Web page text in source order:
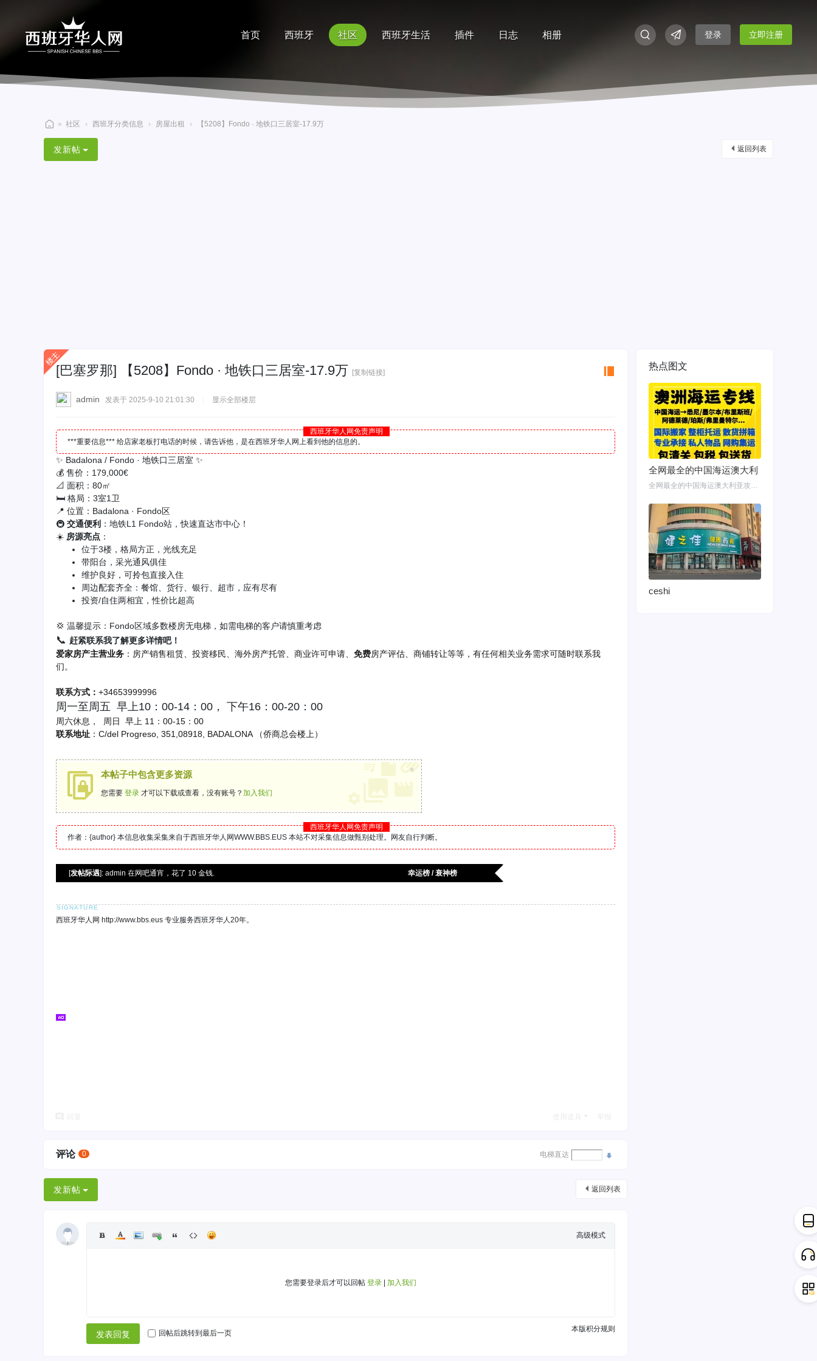
首页 西班牙 社区 西班牙生活 插件 日志 相册 登录 立即注册
西
班
» 社区 › 西班牙分类信息 › 房屋出租 › 【5208】Fondo · 地铁口三居室-17.9万
返回列表
发新帖
[巴塞罗那] 【5208】Fondo · 地铁口三居室-17.9万 [复制链接]
admin 发表于 2025-9-10 21:01:30 显示全部楼层
西班牙华人网免责声明
***重要信息*** 给店家老板打电话的时候，请告诉他，是在西班牙华人网上看到他的信息的。
✨ Badalona / Fondo · 地铁口三居室 ✨
💰 售价：179,000€
📐 面积：80㎡
🛏 格局：3室1卫
📍 位置：Badalona · Fondo区
🚇 交通便利 ：地铁L1 Fondo站，快速直达市中心！
☀️ 房源亮点 ：
位于3楼，格局方正，光线充足
带阳台，采光通风俱佳
维护良好，可拎包直接入住
周边配套齐全：餐馆、货行、银行、超市，应有尽有
投资/自住两相宜，性价比超高
💢 温馨提示：Fondo区域多数楼房无电梯，如需电梯的客户请慎重考虑
📞 赶紧联系我了解更多详情吧！
爱家房产主营业务 ：房产销售租赁、投资移民、海外房产托管、商业许可申请、 免费房产评估、商铺转让等等，有任何相关业务需求可随时联系我
们。
联系方式： +34653999996
周一至周五 早上10：00-14：00， 下午16：00-20：00
周六休息， 周日 早上 11：00-15：00
联系地址 ：C/del Progreso, 351,08918, BADALONA （侨商总会楼上）
本帖子中包含更多资源
您需要 登录 才可以下载或查看，没有账号？ 加入我们
×
西班牙华人网免责声明
作者：{author} 本信息收集采集来自于西班牙华人网WWW.BBS.EUS 本站不对采集信息做甄别处理。网友自行判断。
[发帖际遇]: admin 在网吧通宵，花了 10 金钱. 幸运榜 / 衰神榜
西班牙华人网 http://www.bbs.eus 专业服务西班牙华人20年。
评论 0 电梯直达
返回列表
发新帖
高级模式
您需要登录后才可以回帖 登录 加入我们
本版积分规则
发表回复 回帖后跳转到最后一页
热点图文
全网最全的中国海运澳大利
全网最全的中国海运澳大利亚攻略！细说如何把家具转运悉尼墨尔本布里斯班 国内网购
ceshi